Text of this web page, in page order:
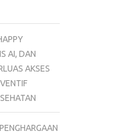
AI, DAN
AKSES